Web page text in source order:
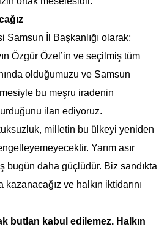
Samsun İl Başkanlığı olarak;
Özgür Özel’in ve seçilmiş tüm
olduğumuzu ve Samsun
bu meşru iradenin
ilan ediyoruz.
milletin bu ülkeyi yeniden
Yarım asır
bugün daha güçlüdür. Biz sandıkta
kazanacağız ve halkın iktidarını
butlan kabul edilemez. Halkın